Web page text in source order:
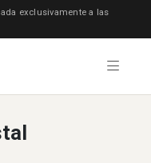
exclusivamente a las